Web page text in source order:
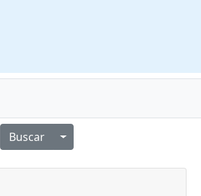
Alternar menú desplegable